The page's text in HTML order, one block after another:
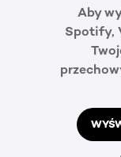
Aby
Spotify,